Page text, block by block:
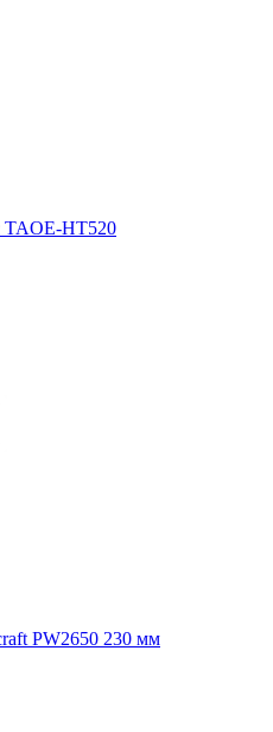
TAOE-HT520
PW2650 230 мм